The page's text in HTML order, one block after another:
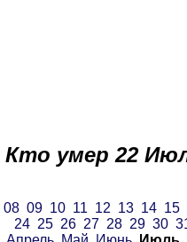
Кто умер 22
08 09 10 11 12 13 14 15
24 25 26 27 28 29 30